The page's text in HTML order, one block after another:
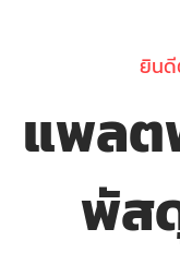
ยินดี
แพลต
พัส